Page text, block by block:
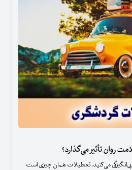
روان تأثیر می‌گذارد؟
می‌کنید، تعطیلات همان چیزی است